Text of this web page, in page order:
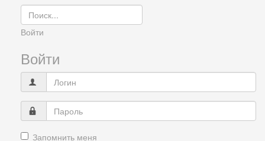
Войти
Войти
Запомнить меня